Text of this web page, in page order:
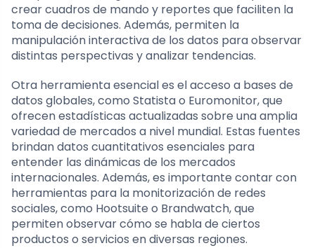
crear cuadros de mando y reportes que faciliten la
toma de decisiones. Además, permiten la
manipulación interactiva de los datos para observar
distintas perspectivas y analizar tendencias.
Otra herramienta esencial es el acceso a bases de
datos globales, como Statista o Euromonitor, que
ofrecen estadísticas actualizadas sobre una amplia
variedad de mercados a nivel mundial. Estas fuentes
brindan datos cuantitativos esenciales para
entender las dinámicas de los mercados
internacionales. Además, es importante contar con
herramientas para la monitorización de redes
sociales, como Hootsuite o Brandwatch, que
permiten observar cómo se habla de ciertos
productos o servicios en diversas regiones.